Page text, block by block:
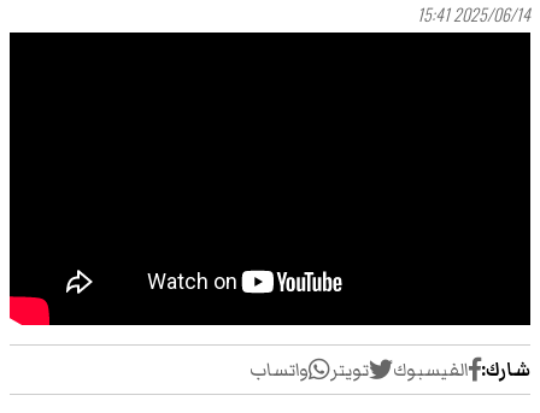
2025/06/14 15:41
شارك: الفيسبوك تويتر واتساب